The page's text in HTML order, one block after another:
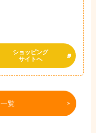
ショッピング
サイトへ
覧